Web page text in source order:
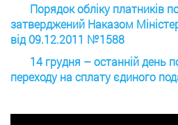
Порядок обліку платників
затверджений Наказом
від 09.12.2011 №1588
14 грудня – останній день
переходу на сплату єдиного